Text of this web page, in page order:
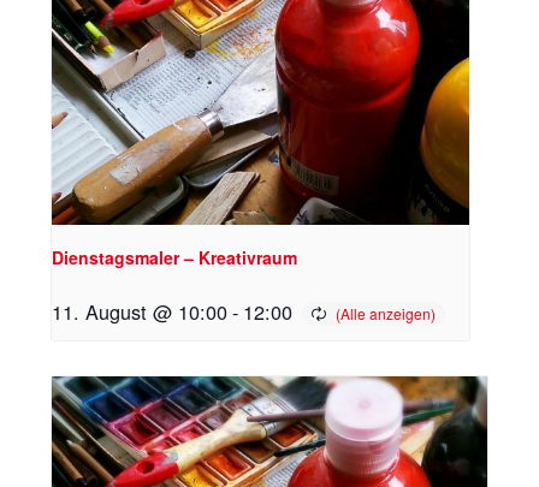
Dienstagsmaler – Kreativraum
11. August @ 10:00- 12:00